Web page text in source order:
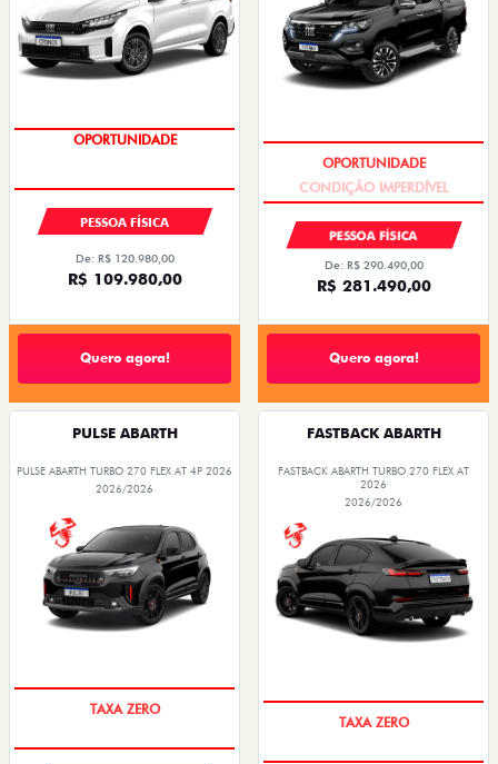
OPORTUNIDADE
PESSOA FÍSICA
De: R$ 120.980,00
R$ 109.980,00
Quero agora!
PESSOA FÍSICA
De: R$ 290.490,00
R$ 281.490,00
Quero agora!
PULSE ABARTH
PULSE ABARTH TURBO 270 FLEX AT 4P 2026
2026/2026
FASTBACK ABARTH
FASTBACK ABARTH TURBO 270 FLEX AT
2026
2026/2026